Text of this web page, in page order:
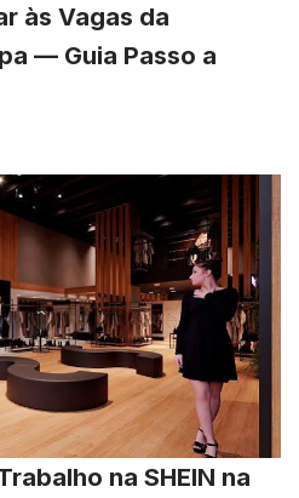
às Vagas da
— Guia Passo a
na SHEIN na